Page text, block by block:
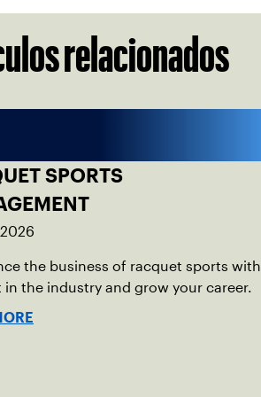
relacionados
SPORTS
the business of racquet sports with
in the industry and grow your career.